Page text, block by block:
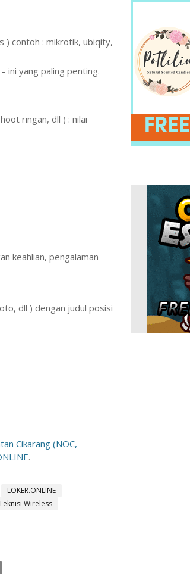
) contoh : mikrotik, ubiqity,
ini yang paling penting.
ringan, dll ) : nilai
keahlian, pengalaman
dll ) dengan judul posisi
Cikarang (NOC,
.
LOKER.ONLINE
Wireless